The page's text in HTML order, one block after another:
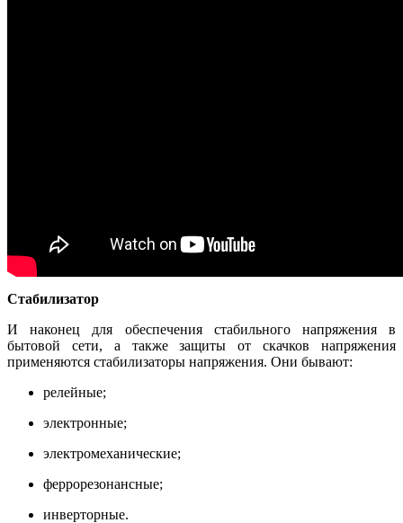
Стабилизатор
И наконец для обеспечения стабильного напряжения в
бытовой сети, а также защиты от скачков напряжения
применяются стабилизаторы напряжения. Они бывают:
релейные;
электронные;
электромеханические;
феррорезонансные;
инверторные.